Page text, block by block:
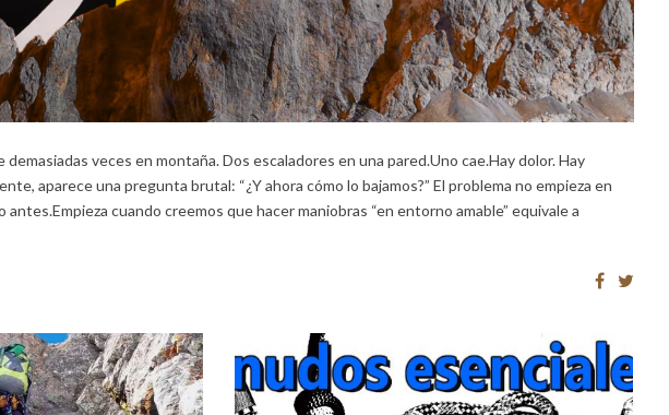
veces en montaña. Dos escaladores en una pared.Uno cae.Hay dolor. Hay
aparece una pregunta brutal: “¿Y ahora cómo lo bajamos?” El problema no empieza en
antes.Empieza cuando creemos que hacer maniobras “en entorno amable” equivale a